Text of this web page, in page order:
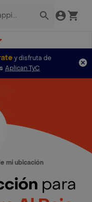
y disfruta de
Aplican TyC
mi ubicación
para